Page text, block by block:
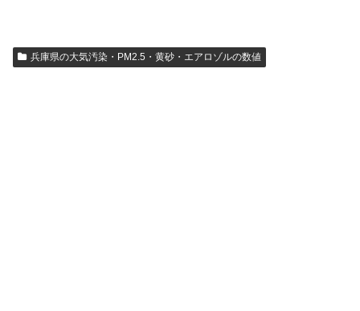
兵庫県の大気汚染・PM2.5・黄砂・エアロゾルの数値